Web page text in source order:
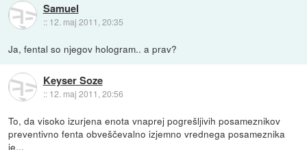
Samuel
:: 12. maj 2011, 20:35
Ja, fental so njegov hologram.. a prav?
Keyser Soze
:: 12. maj 2011, 20:56
To, da visoko izurjena enota vnaprej pogrešljivih posameznikov
preventivno fenta obveščevalno izjemno vrednega posameznika
je...